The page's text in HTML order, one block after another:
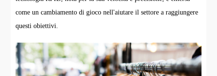
come un cambiamento di gioco nell'aiutare il settore a raggiungere
questi obiettivi.